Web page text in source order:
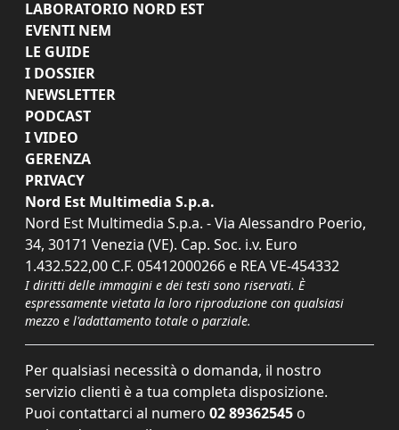
LABORATORIO NORD EST
EVENTI NEM
LE GUIDE
I DOSSIER
NEWSLETTER
PODCAST
I VIDEO
GERENZA
PRIVACY
Nord Est Multimedia S.p.a.
Nord Est Multimedia S.p.a. - Via Alessandro Poerio,
34, 30171 Venezia (VE). Cap. Soc. i.v. Euro
1.432.522,00 C.F. 05412000266 e REA VE-454332
I diritti delle immagini e dei testi sono riservati. È
espressamente vietata la loro riproduzione con qualsiasi
mezzo e l'adattamento totale o parziale.
Per qualsiasi necessità o domanda, il nostro
servizio clienti è a tua completa disposizione.
Puoi contattarci al numero 02 89362545 o